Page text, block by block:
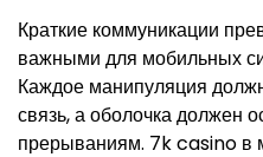
Краткие коммуникации
важными для мобильных
Каждое манипуляция
связь, а оболочка должен
прерываниям. 7k casino в